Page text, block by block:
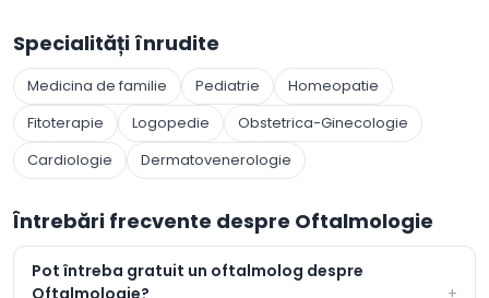
Specialități înrudite
Medicina de familie Pediatrie
Homeopatie
Fitoterapie
Logopedie
Obstetrica-Ginecologie
Cardiologie
Dermatovenerologie
Întrebări frecvente despre Oftalmologie
Pot întreba gratuit un oftalmolog despre
Oftalmologie?